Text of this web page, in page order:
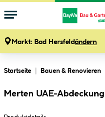
Markt: Bad Hersfeldändern
Startseite Bauen & Renovieren
Merten UAE-